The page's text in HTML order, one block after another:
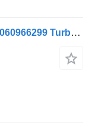
Turbokompresor Mercedes-Benz A 9060966299 Turbo na nákladného auta Mercedes-Benz ATEGO/AXOR